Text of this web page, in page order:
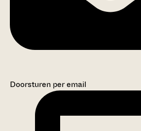
Doorsturen per email